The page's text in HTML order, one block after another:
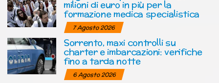
milioni di euro in più per la
formazione medica specialistica
7 Agosto 2026
Sorrento, maxi controlli su
charter e imbarcazioni: verifiche
fino a tarda notte
6 Agosto 2026